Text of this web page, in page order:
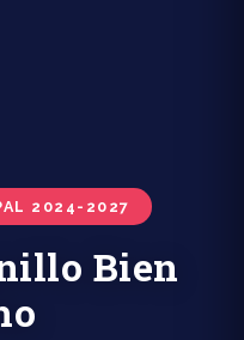
2024-2027
Bien